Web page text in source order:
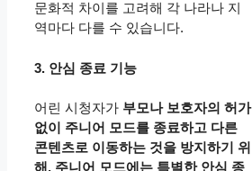
문화적 차이를 고려해 각 나라나 지
역마다 다를 수 있습니다.
3. 안심 종료 기능
어린 시청자가 부모나 보호자의 허가
없이 주니어 모드를 종료하고 다른
콘텐츠로 이동하는 것을 방지하기 위
해, 주니어 모드에는 특별한 안심 종